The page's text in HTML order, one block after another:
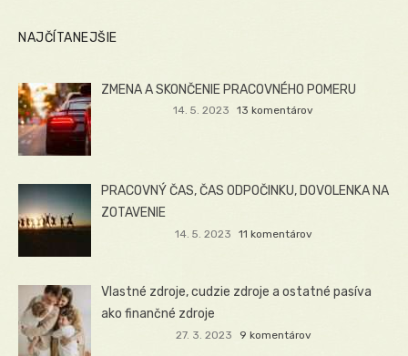
NAJČÍTANEJŠIE
ZMENA A SKONČENIE PRACOVNÉHO POMERU
14. 5. 2023 13 komentárov
PRACOVNÝ ČAS, ČAS ODPOČINKU, DOVOLENKA NA
ZOTAVENIE
14. 5. 2023 11 komentárov
Vlastné zdroje, cudzie zdroje a ostatné pasíva
ako finančné zdroje
27. 3. 2023 9 komentárov